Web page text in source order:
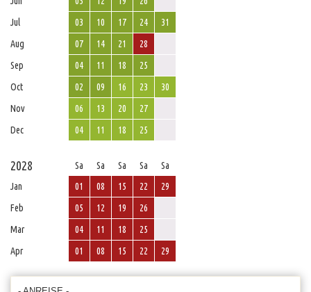
Jul
03 10 17 24
31
Aug
07 14 21
28
Sep
04 11 18
25
Oct
02 09 16 23
30
Nov
06 13 20
27
Dec
04 11 18 25
2028 Sa Sa Sa Sa
Sa
Jan
01 08 15 22
29
Feb
05 12 19
26
Mar
04 11 18
25
Apr
01 08 15 22 29